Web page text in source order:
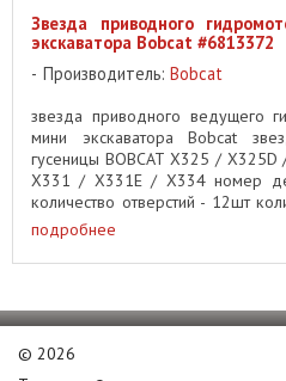
Звезда приводного
экскаватора Bobcat #6813372
Производитель: Bobcat
звезда приводного ведущего
мини экскаватора Bobcat
гусеницы BOBCAT X325 /
X331 / X331E / X334 номер
количество отверстий - 12шт
...
подробнее
© 2026